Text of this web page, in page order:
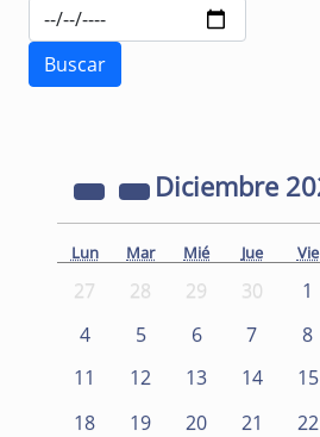
Diciembre
Lun Mar Mié Jue Vie
27 28 29 30 1
4
5 6 7 8
11
12 13 14 15
18
19 20 21 22